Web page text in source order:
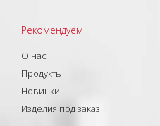
Рекомендуем
О нас
Продукты
Новинки
Изделия под заказ